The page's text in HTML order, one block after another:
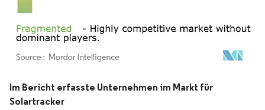
Bild © Mordor Intelligence. Wiederverwendung erfordert Namensnennung
Im Bericht erfasste Unternehmen im Markt für
Solartracker